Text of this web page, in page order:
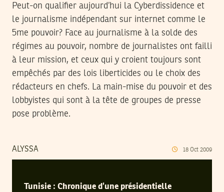
Peut-on qualifier aujourd’hui la Cyberdissidence et
le journalisme indépendant sur internet comme le
5me pouvoir? Face au journalisme à la solde des
régimes au pouvoir, nombre de journalistes ont failli
à leur mission, et ceux qui y croient toujours sont
empêchés par des lois liberticides ou le choix des
rédacteurs en chefs. La main-mise du pouvoir et des
lobbyistes qui sont à la tête de groupes de presse
pose problème.
ALYSSA 18 Oct 2009
Tunisie : Chronique d’une présidentielle